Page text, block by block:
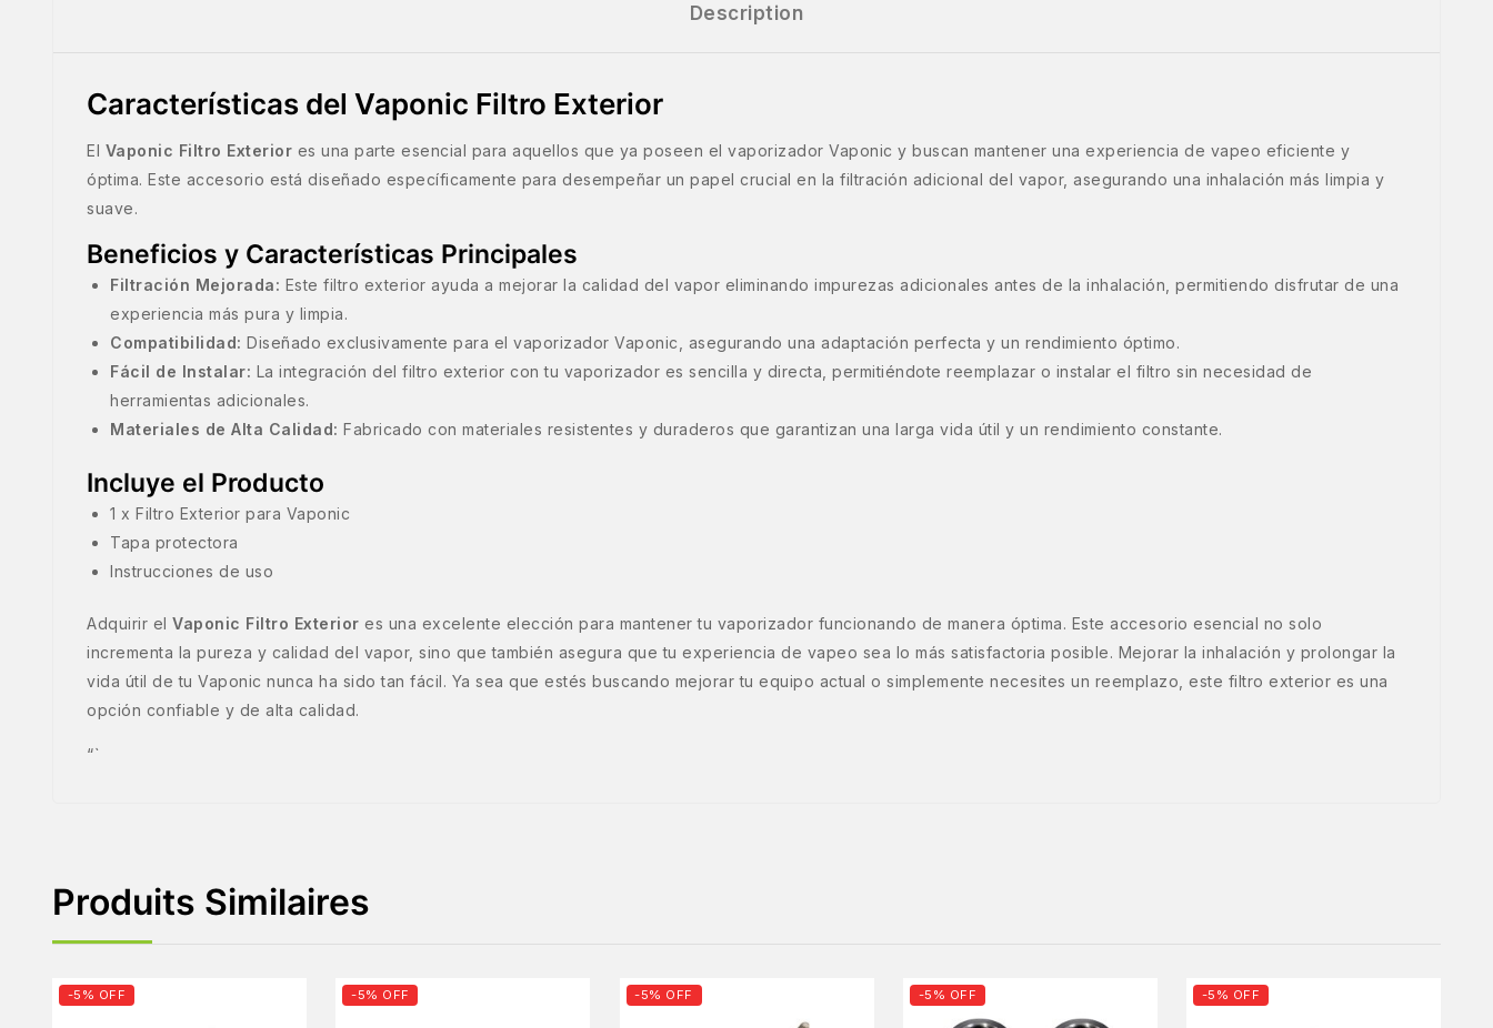
Description
Características del Vaponic Filtro Exterior
El Vaponic Filtro Exterior es una parte esencial para aquellos que ya poseen el vaporizador Vaponic y buscan mantener una experiencia de vapeo eficiente y
óptima. Este accesorio está diseñado específicamente para desempeñar un papel crucial en la filtración adicional del vapor, asegurando una inhalación más limpia y
suave.
Beneficios y Características Principales
Filtración Mejorada: Este filtro exterior ayuda a mejorar la calidad del vapor eliminando impurezas adicionales antes de la inhalación, permitiendo disfrutar de una
experiencia más pura y limpia.
Compatibilidad: Diseñado exclusivamente para el vaporizador Vaponic, asegurando una adaptación perfecta y un rendimiento óptimo.
Fácil de Instalar: La integración del filtro exterior con tu vaporizador es sencilla y directa, permitiéndote reemplazar o instalar el filtro sin necesidad de
herramientas adicionales.
Materiales de Alta Calidad: Fabricado con materiales resistentes y duraderos que garantizan una larga vida útil y un rendimiento constante.
Incluye el Producto
1 x Filtro Exterior para Vaponic
Tapa protectora
Instrucciones de uso
Adquirir el Vaponic Filtro Exterior es una excelente elección para mantener tu vaporizador funcionando de manera óptima. Este accesorio esencial no solo
incrementa la pureza y calidad del vapor, sino que también asegura que tu experiencia de vapeo sea lo más satisfactoria posible. Mejorar la inhalación y prolongar la
vida útil de tu Vaponic nunca ha sido tan fácil. Ya sea que estés buscando mejorar tu equipo actual o simplemente necesites un reemplazo, este filtro exterior es una
opción confiable y de alta calidad.
“`
Produits Similaires
-5% OFF -5% OFF -5% OFF -5% OFF -5% OFF